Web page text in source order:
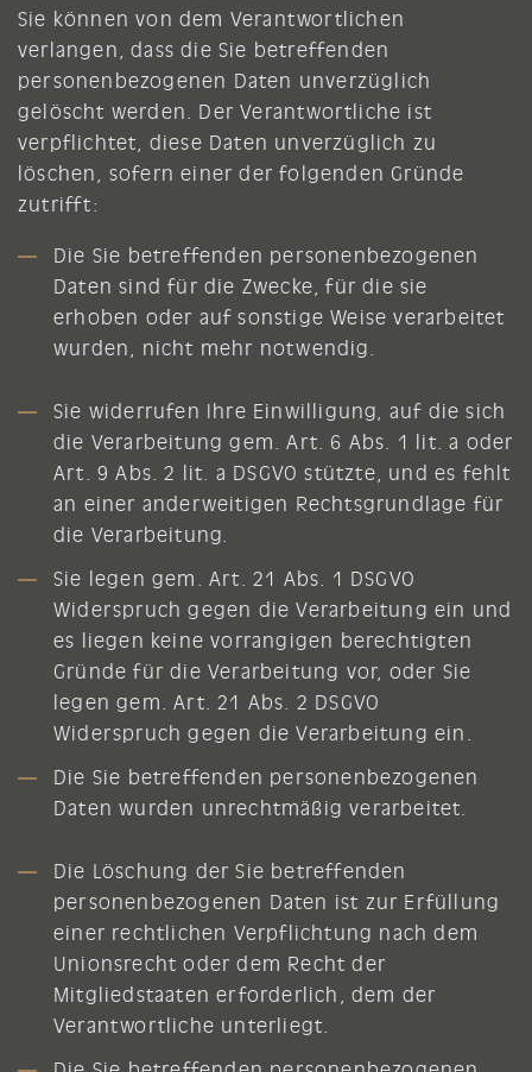
Sie können von dem Verantwortlichen
verlangen, dass die Sie betreffenden
personenbezogenen Daten unverzüglich
gelöscht werden. Der Verantwortliche ist
verpflichtet, diese Daten unverzüglich zu
löschen, sofern einer der folgenden Gründe
zutrifft:
Die Sie betreffenden personenbezogenen
Daten sind für die Zwecke, für die sie
erhoben oder auf sonstige Weise verarbeitet
wurden, nicht mehr notwendig.
Sie widerrufen Ihre Einwilligung, auf die sich
die Verarbeitung gem. Art. 6 Abs. 1 lit. a oder
Art. 9 Abs. 2 lit. a DSGVO stützte, und es fehlt
an einer anderweitigen Rechtsgrundlage für
die Verarbeitung.
Sie legen gem. Art. 21 Abs. 1 DSGVO
Widerspruch gegen die Verarbeitung ein und
es liegen keine vorrangigen berechtigten
Gründe für die Verarbeitung vor, oder Sie
legen gem. Art. 21 Abs. 2 DSGVO
Widerspruch gegen die Verarbeitung ein.
Die Sie betreffenden personenbezogenen
Daten wurden unrechtmäßig verarbeitet.
Die Löschung der Sie betreffenden
personenbezogenen Daten ist zur Erfüllung
einer rechtlichen Verpflichtung nach dem
Unionsrecht oder dem Recht der
Mitgliedstaaten erforderlich, dem der
Verantwortliche unterliegt.